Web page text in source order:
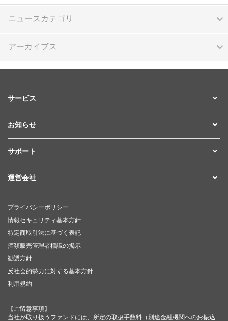
ニュースカテゴリ
アーカイブス
サービス
お知らせ
サポート
運営会社
プライバシーポリシー
情報セキュリティ基本方針
特定商取引法に基づく表記
酒類販売管理者標識の掲示
勧誘方針
反社会的勢力に対する基本方針
利用規約
【ご留意事項】
当社が取り扱うファンドには、所定の取扱手数料（別途金融機関へのお振込